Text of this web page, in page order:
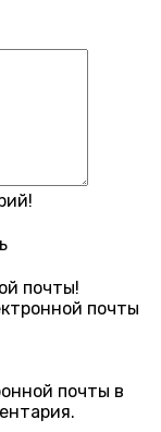
почты!
почты
почты в